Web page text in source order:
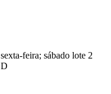
feira; sábado lote 2